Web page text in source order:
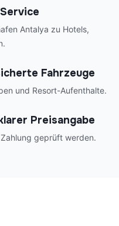
Antalya zu Hotels,
Fahrzeuge
und Resort-Aufenthalte.
Preisangabe
geprüft werden.